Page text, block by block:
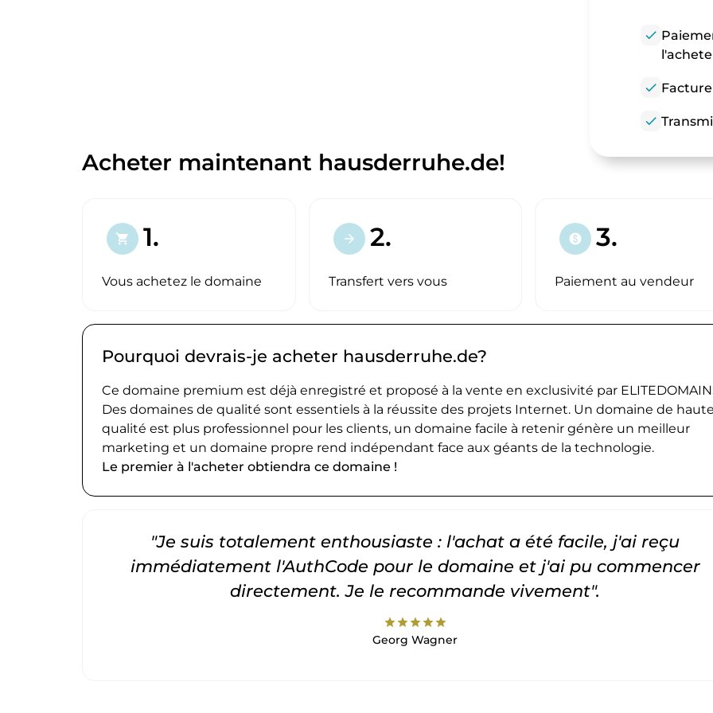
check
check
check
Acheter maintenant hausderruhe.de!
shopping_cart 1.
Vous achetez le domaine
arrow_forward 2.
Transfert vers vous
paid 3.
Paiement au vendeur
Pourquoi devrais-je acheter hausderruhe.de?
Ce domaine premium est déjà enregistré et proposé à la vente en exclusivité par
Des domaines de qualité sont essentiels à la réussite des projets Internet. Un domaine de haute
qualité est plus professionnel pour les clients, un domaine facile à retenir génère un meilleur
marketing et un domaine propre rend indépendant face aux géants de la technologie.
Le premier à l'acheter obtiendra ce domaine !
"Je suis totalement enthousiaste : l'achat a été facile, j'ai reçu
immédiatement l'AuthCode pour le domaine et j'ai pu commencer
directement. Je le recommande vivement".
starstarstarstarstar
Georg Wagner